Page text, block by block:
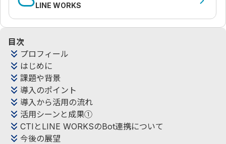
LINE WORKS
目次
プロフィール
はじめに
課題や背景
導入のポイント
導入から活用の流れ
活用シーンと成果①
CTIとLINE WORKSのBot連携について
今後の展望